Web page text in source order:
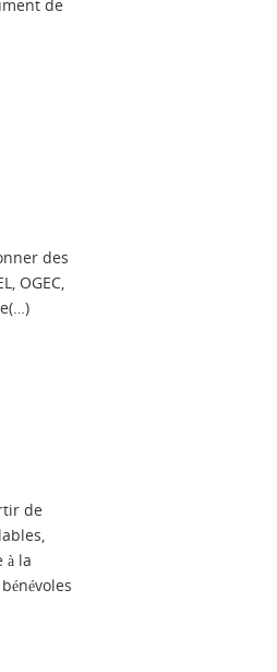
de
des
OGEC,
de
à la